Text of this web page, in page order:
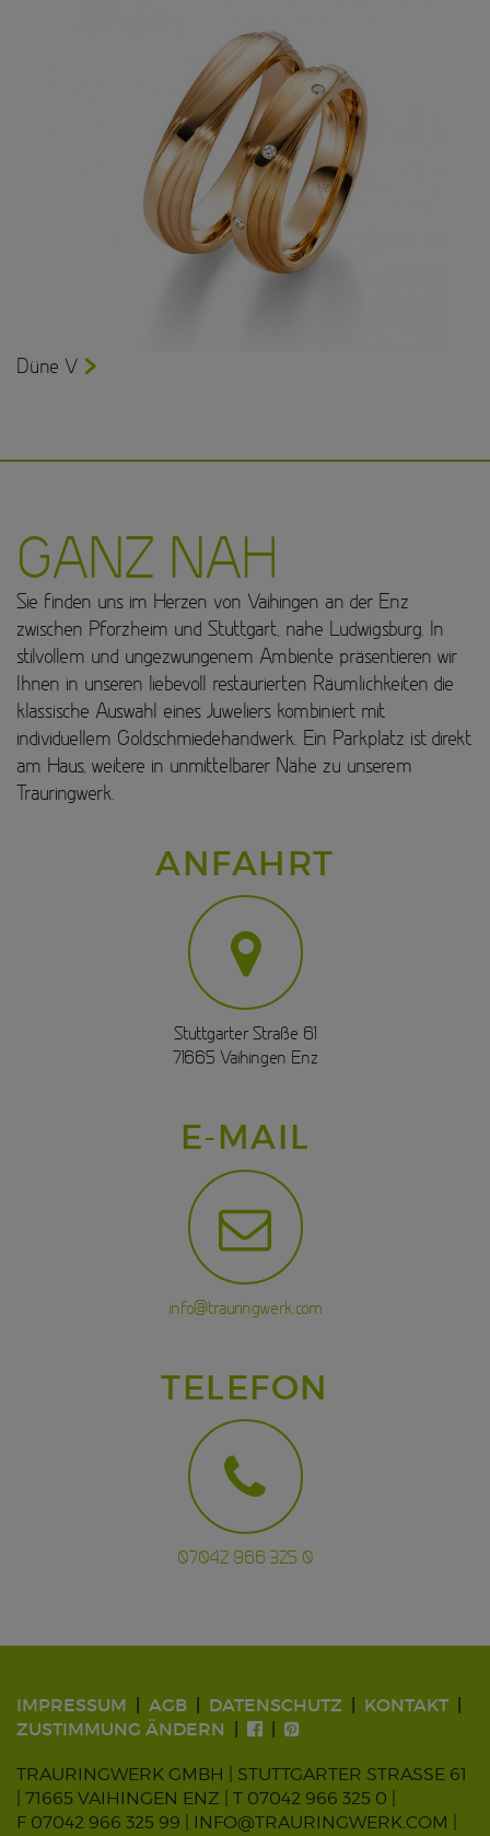
Düne V
GANZ NAH
Sie finden uns im Herzen von Vaihingen an der Enz
zwischen Pforzheim und Stuttgart, nahe Ludwigsburg. In
stilvollem und ungezwungenem Ambiente präsentieren wir
Ihnen in unseren liebevoll restaurierten Räumlichkeiten die
klassische Auswahl eines Juweliers kombiniert mit
individuellem Goldschmiedehandwerk. Ein Parkplatz ist direkt
am Haus, weitere in unmittelbarer Nähe zu unserem
Trauringwerk.
ANFAHRT
Stuttgarter Straße 61
71665 Vaihingen Enz
E-MAIL
info@trauringwerk.com
TELEFON
07042 966 325 0
IMPRESSUM AGB DATENSCHUTZ
KONTAKT
ZUSTIMMUNG ÄNDERN
TRAURINGWERK GMBH | STUTTGARTER STRASSE 61
| 71665 VAIHINGEN ENZ |
T 07042 966 325 0
F 07042 966 325 99 | INFO@TRAURINGWERK.COM